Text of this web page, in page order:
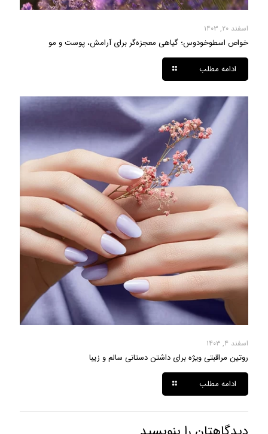
اسفند ۲۰, ۱۴۰۳
خواص اسطوخودوس؛ گیاهی معجزه‌گر برای آرامش، پوست و مو
ادامه مطلب
اسفند ۴, ۱۴۰۳
روتین مراقبتی ویژه برای داشتن دستانی سالم و زیبا
ادامه مطلب